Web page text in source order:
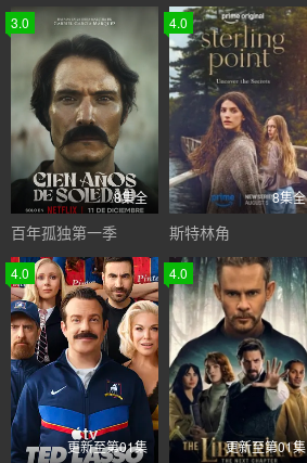
3.0
8集全
百年孤独第一季
4.0
8集全
斯特林角
4.0
更新至第01集
4.0
更新至第01集